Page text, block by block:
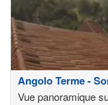
Angolo Terme -
Vue panoramique